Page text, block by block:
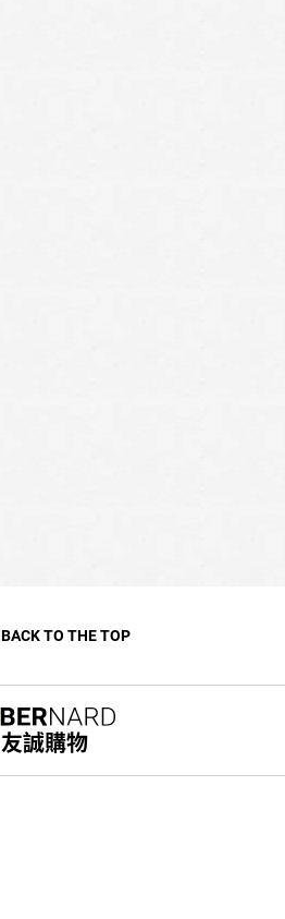
BACK TO THE TOP
友誠購物